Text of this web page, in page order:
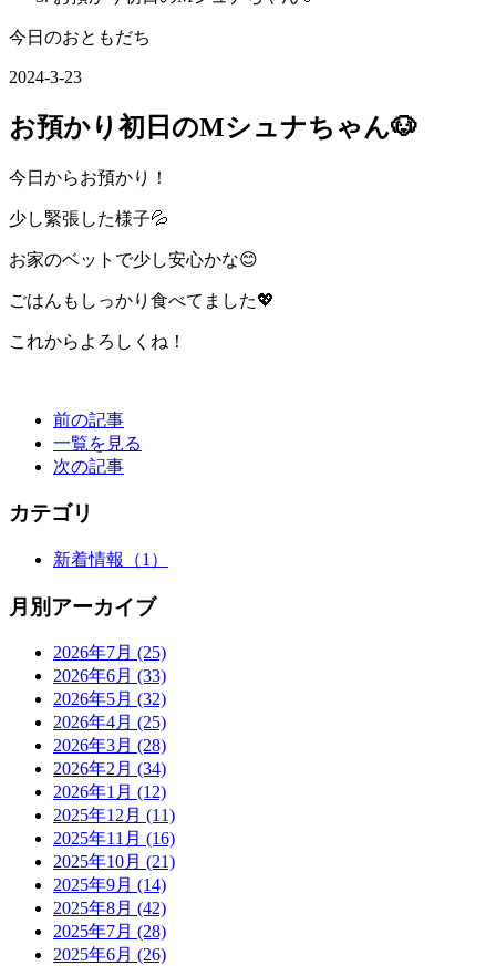
今日のおともだち
2024-3-23
お預かり初日のMシュナちゃん🐶
今日からお預かり！
少し緊張した様子💦
お家のベットで少し安心かな😊
ごはんもしっかり食べてました💖
これからよろしくね！
前の記事
一覧を見る
次の記事
カテゴリ
新着情報 （1）
月別アーカイブ
2026年7月 (25)
2026年6月 (33)
2026年5月 (32)
2026年4月 (25)
2026年3月 (28)
2026年2月 (34)
2026年1月 (12)
2025年12月 (11)
2025年11月 (16)
2025年10月 (21)
2025年9月 (14)
2025年8月 (42)
2025年7月 (28)
2025年6月 (26)